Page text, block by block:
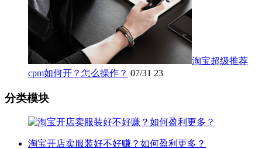
淘宝超级推荐
cpm如何开？怎么操作？ 07/31 23
分类模块
淘宝开店卖服装好不好赚？如何盈利更多？